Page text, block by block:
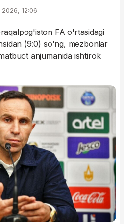
2026, 12:06
FA o'rtasidagi
(9:0) so'ng, mezbonlar
anjumanida ishtirok